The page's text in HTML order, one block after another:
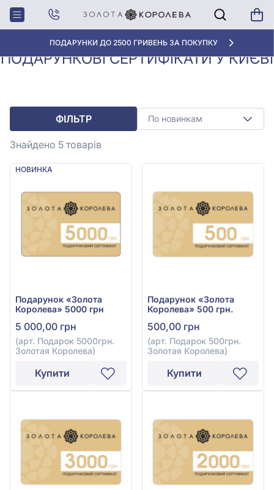
ПОДАРУНКИ ДО 2500 ГРИВЕНЬ ЗА ПОКУПКУ
Головна
Подарункові
сертифікати
Подарункові сертифікати у
Києві
ПОДАРУНКОВІ СЕРТИФІКАТИ У КИЄВІ
ФІЛЬТР По новинкам
Знайдено 5 товарів
НОВИНКА
Подарунок «Золота
Королева» 5000 грн
5 000,00 грн
(арт. Подарок 5000грн.
Золотая Королева)
Купити
Подарунок «Золота
Королева» 500 грн.
500,00 грн
(арт. Подарок 500грн.
Золотая Королева)
Купити